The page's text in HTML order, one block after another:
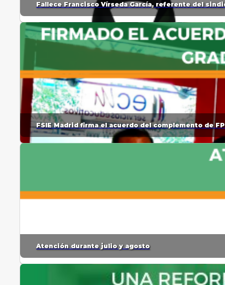
Fallece Francisco Vírseda García, referente del
FSIE Madrid firma el acuerdo del complemento de
Atención durante julio y agosto